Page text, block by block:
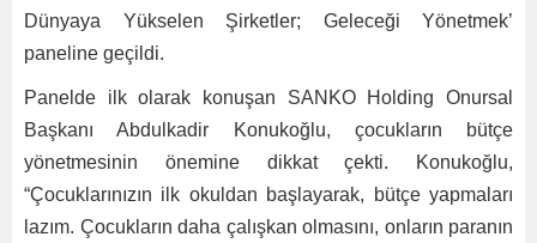
Dünyaya Yükselen Şirketler; Geleceği Yönetmek’
paneline geçildi.
Panelde ilk olarak konuşan SANKO Holding Onursal
Başkanı Abdulkadir Konukoğlu, çocukların bütçe
yönetmesinin önemine dikkat çekti. Konukoğlu,
“Çocuklarınızın ilk okuldan başlayarak, bütçe yapmaları
lazım. Çocukların daha çalışkan olmasını, onların paranın